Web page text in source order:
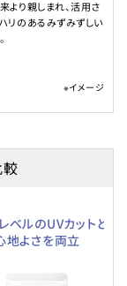
より親しまれ、活用さ
リのあるみずみずしい
※イメージ
較
レベルのUVカットと
地よさを両立